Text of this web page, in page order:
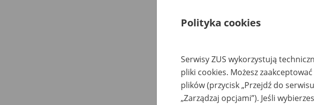
Polityka cookies
Serwisy ZUS wykorzystują
pliki cookies. Możesz
plików (przycisk „Przejdź do
„Zarządzaj opcjami”). Jeśli